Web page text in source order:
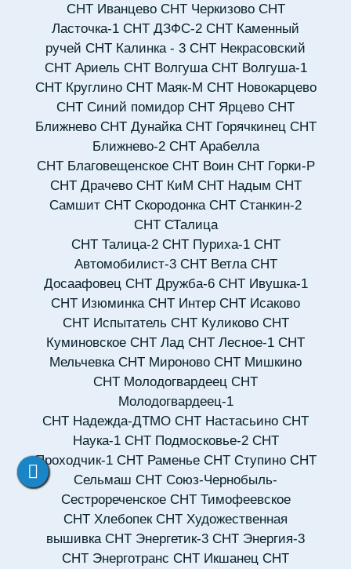
СНТ Иванцево СНТ Черкизово СНТ
Ласточка-1 СНТ ДЗФС-2 СНТ Каменный
ручей СНТ Калинка - 3 СНТ Некрасовский
СНТ Ариель СНТ Волгуша СНТ Волгуша-1
СНТ Круглино СНТ Маяк-М СНТ Новокарцево
СНТ Синий помидор СНТ Ярцево СНТ
Ближнево СНТ Дунайка СНТ Горячкинец СНТ
Ближнево-2 СНТ Арабелла
СНТ Благовещенское СНТ Воин СНТ Горки-Р
СНТ Драчево СНТ КиМ СНТ Надым СНТ
Самшит СНТ Скородонка СНТ Станкин-2
СНТ СТалица
СНТ Талица-2 СНТ Пуриха-1 СНТ
Автомобилист-3 СНТ Ветла СНТ
Досаафовец СНТ Дружба-6 СНТ Ивушка-1
СНТ Изюминка СНТ Интер СНТ Исаково
СНТ Испытатель СНТ Куликово СНТ
Куминовское СНТ Лад СНТ Лесное-1 СНТ
Мельчевка СНТ Мироново СНТ Мишкино
СНТ Молодогвардеец СНТ
Молодогвардеец-1
СНТ Надежда-ДТМО СНТ Настасьино СНТ
Наука-1 СНТ Подмосковье-2 СНТ
Проходчик-1 СНТ Раменье СНТ Ступино СНТ
Сельмаш СНТ Союз-Чернобыль-
Сестрореченское СНТ Тимофеевское
СНТ Хлебопек СНТ Художественная
вышивка СНТ Энергетик-3 СНТ Энергия-3
СНТ Энерготранс СНТ Икшанец СНТ